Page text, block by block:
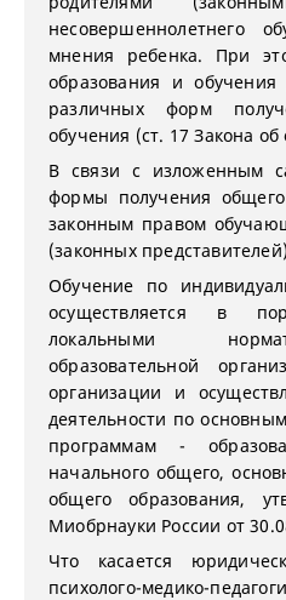
несовершеннолетнего
мнения ребенка. При
образования и обучения
различных форм
обучения (ст. 17 Закона
В связи с изложенным
формы получения общего
законным правом
(законных
Обучение по
осуществляется в
локальными
образовательной
организации и
деятельности по
программам -
начального общего,
общего образования,
Миобрнауки России от
Что касается
психолого-медико-